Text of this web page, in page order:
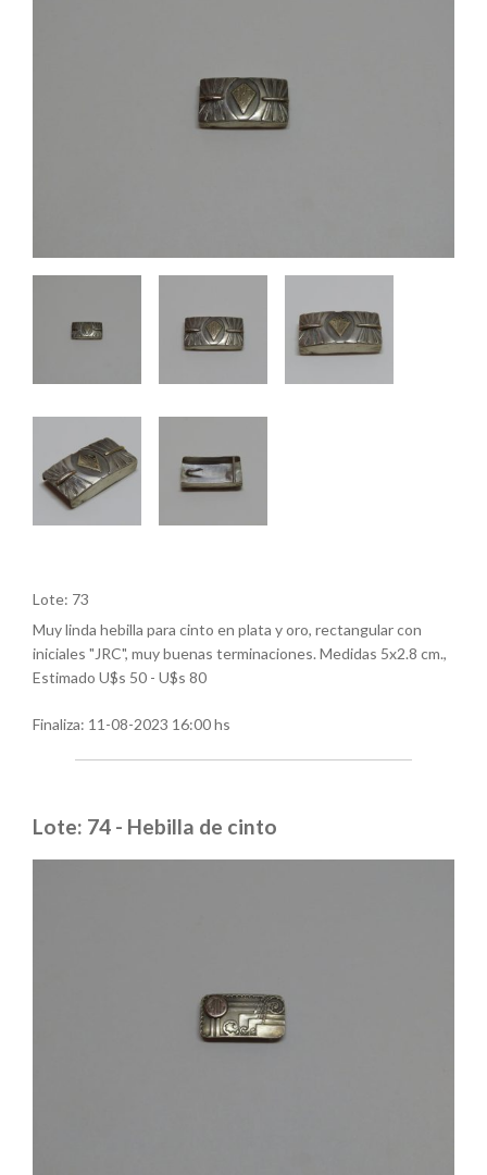
Lote: 73
Muy linda hebilla para cinto en plata y oro, rectangular con
iniciales "JRC", muy buenas terminaciones. Medidas 5x2.8 cm.,
Estimado U$s 50 - U$s 80
Finaliza: 11-08-2023 16:00 hs
Lote: 74 - Hebilla de cinto